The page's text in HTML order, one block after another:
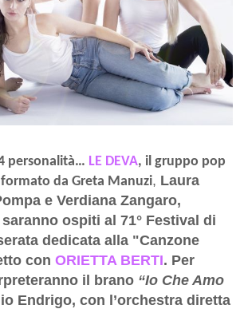
personalità… LE DEVA, il gruppo pop
da Greta Manuzi, Laura
e Verdiana Zangaro,
ospiti al 71° Festival di
dedicata alla "Canzone
con ORIETTA BERTI. Per
il brano “Io Che Amo
Endrigo, con l’orchestra diretta